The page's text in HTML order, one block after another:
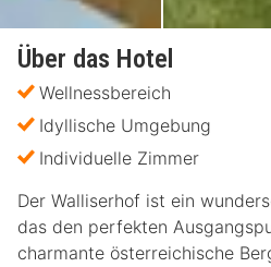
Über das Hotel
Wellnessbereich
Idyllische Umgebung
Individuelle Zimmer
Der Walliserhof ist ein
das den perfekten
charmante österreichische